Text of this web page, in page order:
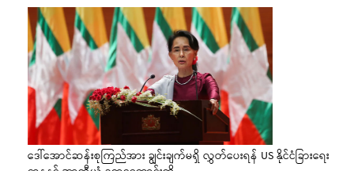
ဒေါ်အောင်ဆန်းစုကြည်အား ချွင်းချက်မရှိ လွှတ်ပေးရန် US နိုင်ငံခြားရေး